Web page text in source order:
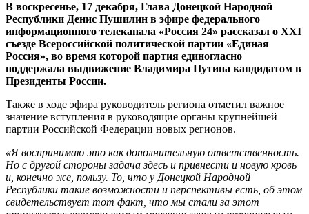
В воскресенье, 17 декабря, Глава Донецкой Народной
Республики Денис Пушилин в эфире федерального
информационного телеканала «Россия 24» рассказал о XXI
съезде Всероссийской политической партии «Единая
Россия», во время которой партия единогласно
поддержала выдвижение Владимира Путина кандидатом в
Президенты России.
Также в ходе эфира руководитель региона отметил важное
значение вступления в руководящие органы крупнейшей
партии Российской Федерации новых регионов.
«Я воспринимаю это как дополнительную ответственность.
Но с другой стороны задача здесь и привнести и новую кровь
и, конечно же, пользу. То, что у Донецкой Народной
Республики такие возможности и перспективы есть, об этом
свидетельствует тот факт, что мы стали за этот